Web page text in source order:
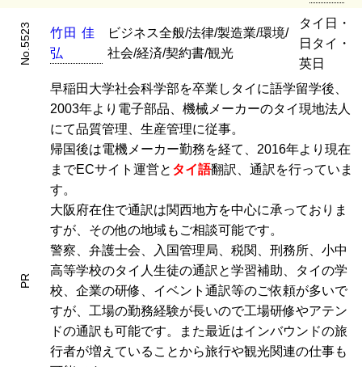
No.5523 竹田 佳
弘
ビジネス全般/法律/製造業/環境/
社会/経済/契約書/観光
タイ日・
日タイ・
英日
PR
早稲田大学社会科学部を卒業しタイに語学留学後、
2003年より電子部品、機械メーカーのタイ現地法人
にて品質管理、生産管理に従事。
帰国後は電機メーカー勤務を経て、2016年より現在
までECサイト運営と タイ語翻訳、通訳を行っていま
す。
大阪府在住で通訳は関西地方を中心に承っておりま
すが、その他の地域もご相談可能です。
警察、弁護士会、入国管理局、税関、刑務所、小中
高等学校のタイ人生徒の通訳と学習補助、タイの学
校、企業の研修、イベント通訳等のご依頼が多いで
すが、工場の勤務経験が長いので工場研修やアテン
ドの通訳も可能です。また最近はインバウンドの旅
行者が増えていることから旅行や観光関連の仕事も